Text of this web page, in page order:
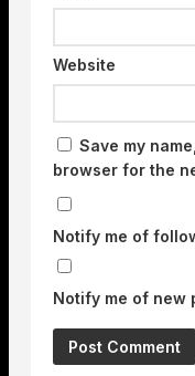
Website
Save my
browser for the
Notify me of
Notify me of new